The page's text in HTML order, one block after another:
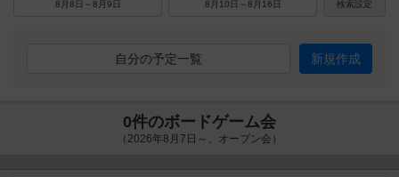
8月8日～8月9日 8月10日～8月16日 検索設定
自分の予定一覧 新規作成
0件のボードゲーム会
（2026年8月7日～、オープン会）